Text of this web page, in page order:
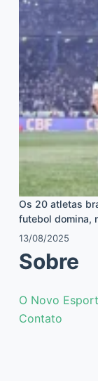
Os 20 atletas
futebol domina,
13/08/2025
Sobre
O Novo
Contato